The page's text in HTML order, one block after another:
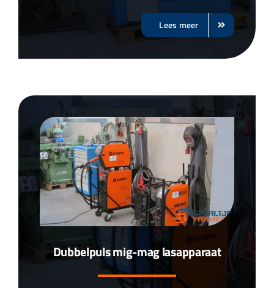
Lees meer
Dubbelpuls mig-mag lasapparaat